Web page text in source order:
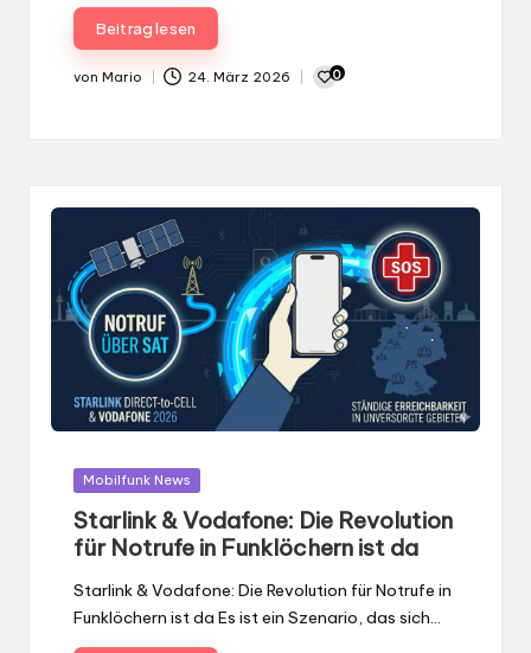
Beitrag lesen
Gepostet
von Mario 24. März 2026 0
Gepostet
Mobilfunk News
Starlink & Vodafone: Die Revolution
für Notrufe in Funklöchern ist da
Starlink & Vodafone: Die Revolution für Notrufe in
Funklöchern ist da Es ist ein Szenario, das sich…